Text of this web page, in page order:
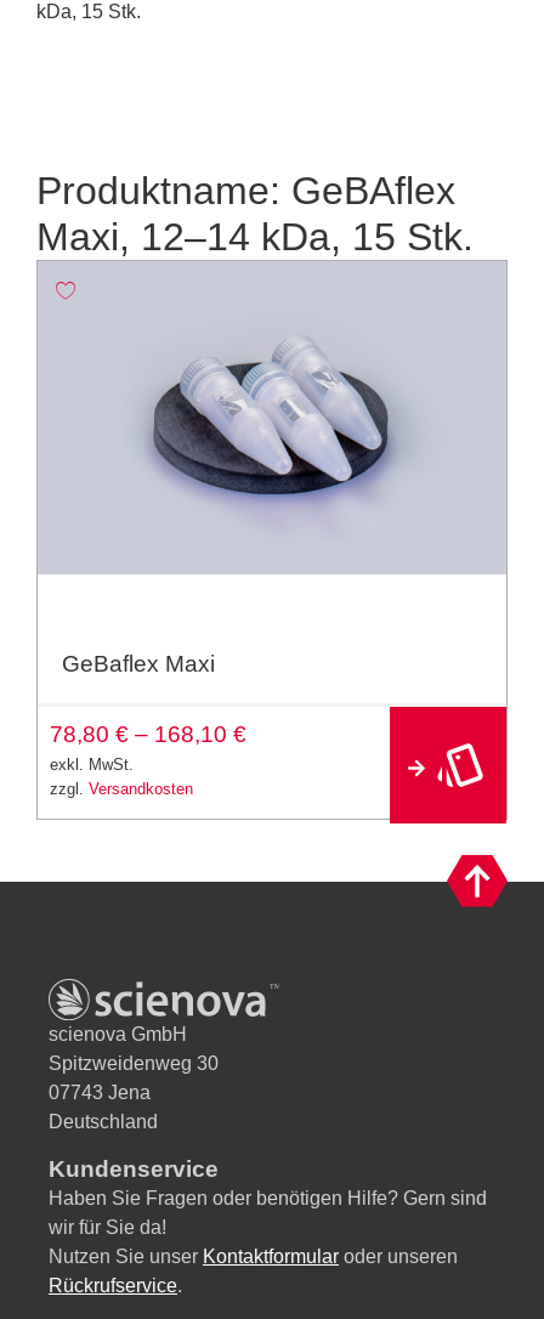
kDa, 15 Stk.
Produktname: GeBAflex
Maxi, 12–14 kDa, 15 Stk.
GeBaflex Maxi
78,80 € – 168,10 €
exkl. MwSt.
zzgl. Versandkosten
a
scienova GmbH
Spitzweidenweg 30
07743 Jena
Deutschland
Kundenservice
Haben Sie Fragen oder benötigen Hilfe? Gern sind
wir für Sie da!
Nutzen Sie unser Kontaktformular oder unseren
Rückrufservice.